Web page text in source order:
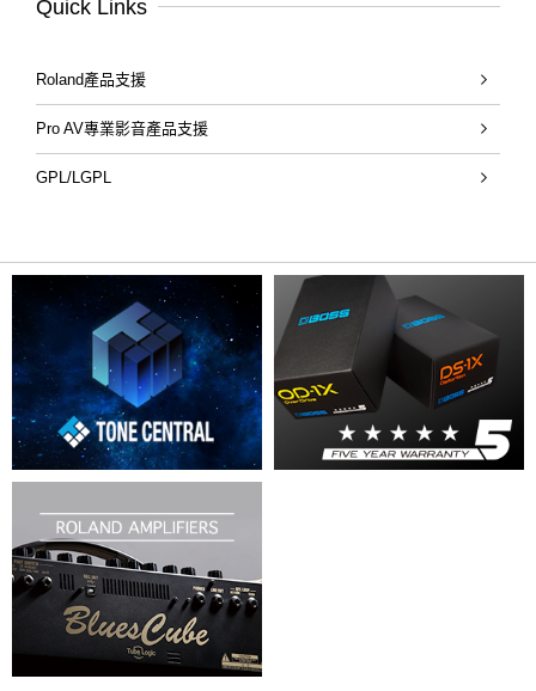
Quick Links
Roland產品支援
Pro AV專業影音產品支援
GPL/LGPL